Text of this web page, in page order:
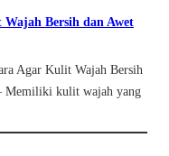
Bersih dan Awet
Agar Kulit Wajah Bersih
Memiliki kulit wajah yang